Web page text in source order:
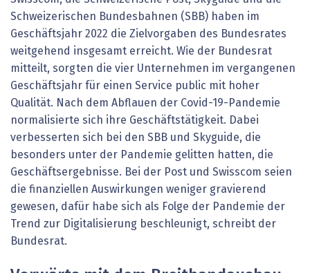
Schweizerischen Bundesbahnen (SBB) haben im
Geschäftsjahr 2022 die Zielvorgaben des Bundesrates
weitgehend insgesamt erreicht. Wie der Bundesrat
mitteilt, sorgten die vier Unternehmen im vergangenen
Geschäftsjahr für einen Service public mit hoher
Qualität. Nach dem Abflauen der Covid-19-Pandemie
normalisierte sich ihre Geschäftstätigkeit. Dabei
verbesserten sich bei den SBB und Skyguide, die
besonders unter der Pandemie gelitten hatten, die
Geschäftsergebnisse. Bei der Post und Swisscom seien
die finanziellen Auswirkungen weniger gravierend
gewesen, dafür habe sich als Folge der Pandemie der
Trend zur Digitalisierung beschleunigt, schreibt der
Bundesrat.